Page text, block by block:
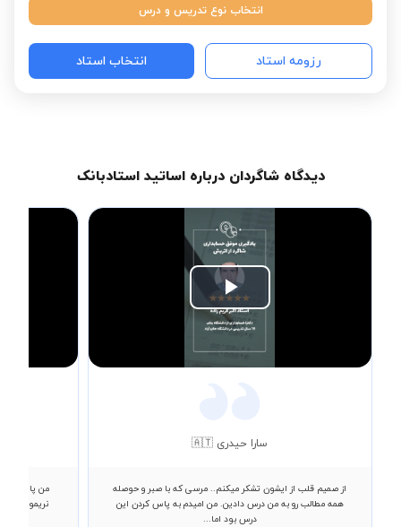
انتخاب نوع تدریس و درس
رزومه استاد انتخاب استاد
دیدگاه شاگردان درباره اساتید استادبانک
Play
Video
سارا حیدری 🇦🇹
از صمیم قلب از ایشون تشکر میکنم.. مرسی که با صبر و حوصله
همه مطالب رو به من درس دادین. من امیدم به پاس کردن این
درس بود اما...